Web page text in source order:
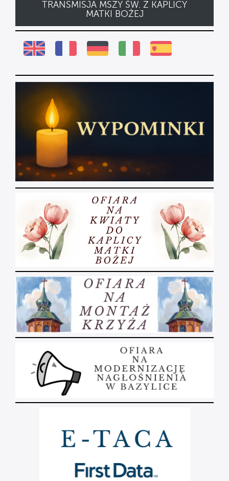
TRANSMISJA MSZY ŚW. Z KAPLICY
MATKI BOŻEJ